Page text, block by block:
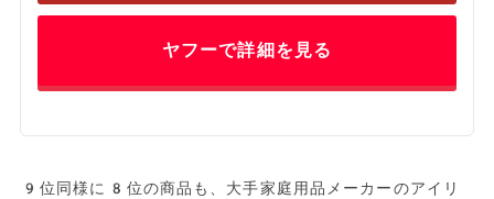
ヤフーで詳細を見る
9位同様に8位の商品も、大手家庭用品メーカーのアイリ